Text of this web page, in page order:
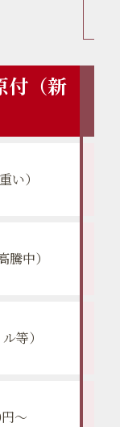
付（新
い）
騰中）
等）
〜